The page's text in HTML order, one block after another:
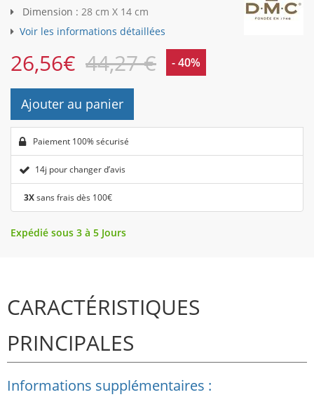
Dimension : 28 cm X 14 cm
Voir les informations détaillées
26,56€ 44,27 € - 40%
Ajouter au panier
Paiement 100% sécurisé
14j pour changer d’avis
3Xsans frais dès 100€
Expédié sous 3 à 5 Jours
CARACTÉRISTIQUES
PRINCIPALES
Informations supplémentaires :